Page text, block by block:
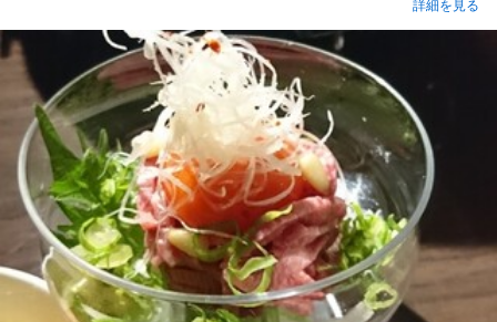
詳細を見る